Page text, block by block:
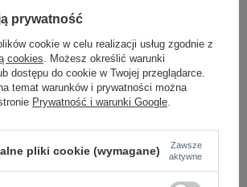
damska z plikiem XML/CSV.
stanów co godzinę.
DROPSHIPPING
ubrania w dropshippingu
z wysyłką na etykiecie Twojego
całej UE. Zero magazynu, zero
prywatność
cookie w celu realizacji usług zgodnie z
cookies. Możesz określić warunki
dostępu do cookie w Twojej przeglądarce.
temat warunków i prywatności można
Prywatność i warunki Google.
pliki cookie (wymagane)
Zawsze
aktywne